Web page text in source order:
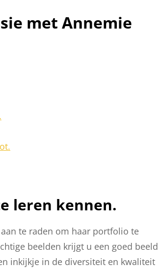
met Annemie
leren kennen.
te raden om haar portfolio te
beelden krijgt u een goed beeld
inkijkje in de diversiteit en kwaliteit